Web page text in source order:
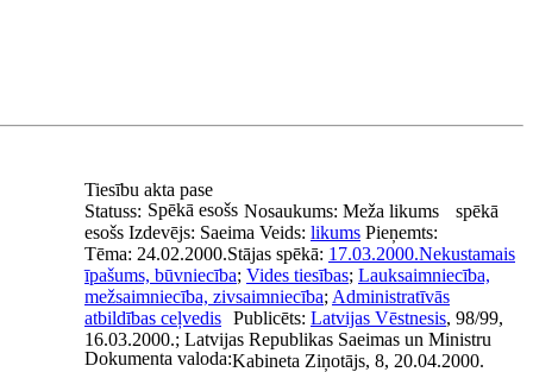
Tiesību akta pase
Nosaukums: Meža likums
Statuss: Spēkā esošs
spēkā
esošs Izdevējs: Saeima Veids: likums Pieņemts:
24.02.2000.Stājas spēkā: 17.03.2000.
Tēma:
Nekustamais
īpašums, būvniecība; Vides tiesības; Lauksaimniecība,
mežsaimniecība, zivsaimniecība; Administratīvās
atbildības ceļvedis Publicēts: Latvijas Vēstnesis, 98/99,
16.03.2000.; Latvijas Republikas Saeimas un Ministru
Kabineta Ziņotājs, 8, 20.04.2000.
Dokumenta valoda: